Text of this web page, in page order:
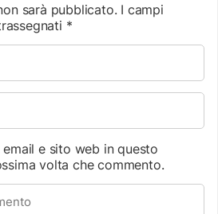
sarà pubblicato. I campi
*
e sito web in questo
volta che commento.